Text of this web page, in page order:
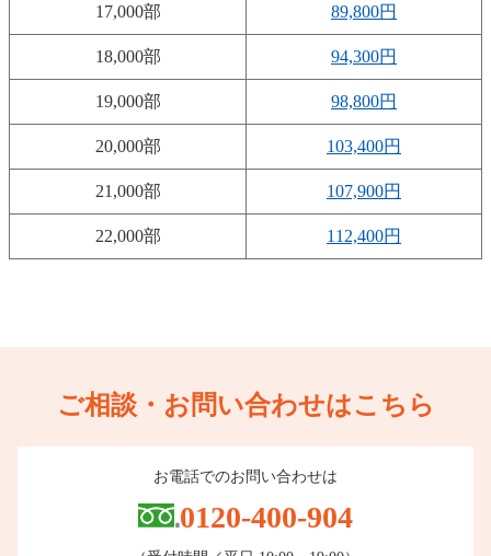
17,000部 89,800円
18,000部 94,300円
19,000部 98,800円
20,000部 103,400円
21,000部 107,900円
22,000部 112,400円
ご相談・お問い合わせはこちら
お電話でのお問い合わせは
0120-400-904